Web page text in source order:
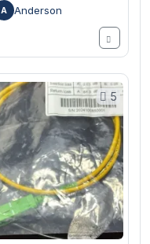
A Anderson
5